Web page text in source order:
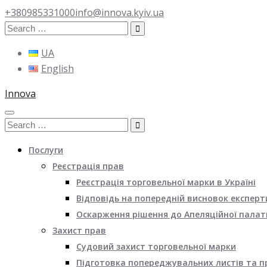
+380985331000info@innova.kyiv.ua
Search
UA
English
Innova
Search
Послуги
Реєстрація прав
Реєстрація торговельної марки в Україні
Відповідь на попередній висновок
Оскарження рішення до Апеляційної
Захист прав
Судовий захист торговельної марки
Підготовка попереджувальних листів та